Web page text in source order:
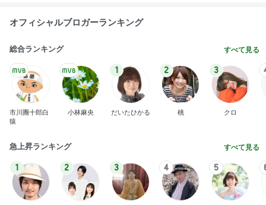
オフィシャルブロガーランキング
総合ランキング すべて見る
市川團十郎白
猿
小林麻央
1
だいたひかる
2
桃
3
クロ
急上昇ランキング すべて見る
1 2 3 4 5